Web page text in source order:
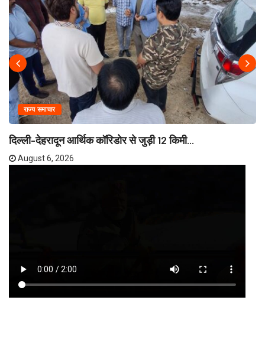
राज्य समाचार
दिल्ली-देहरादून आर्थिक कॉरिडोर से जुड़ी 12 किमी...
August 6, 2026